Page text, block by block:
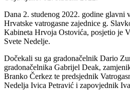
Dana 2. studenog 2022. godine glavni
Hrvatske vatrogasne zajednice g.
Kabineta Hrvoja Ostovića, posjetio je
Svete Nedelje.
Dočekali su ga gradonačelnik Dario
gradonačelnika Gabrijel Deak,
Branko Čerkez te predsjednik
Nedelja Ivica Petravić i zapovjednik